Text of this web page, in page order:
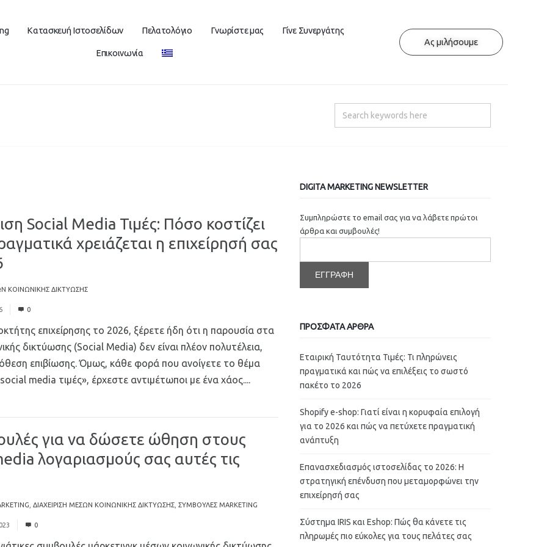
Κατασκευή Ιστοσελίδων Πελατολόγιο Γνωρίστε μας Γίνε Συνεργάτης
Επικοινωνία
Ας μιλήσουμε
Social Media Τιμές: Πόσο κοστίζει
χρειάζεται η επιχείρησή σας
ΚΟΙΝΩΝΙΚΉΣ ΔΙΚΤΎΩΣΗΣ
0
επιχείρησης το 2026, ξέρετε ήδη ότι η παρουσία στα
δικτύωσης (Social Media) δεν είναι πλέον πολυτέλεια,
επιβίωσης. Όμως, κάθε φορά που ανοίγετε το θέμα
social media τιμές», έρχεστε αντιμέτωποι με ένα χάος....
για να δώσετε ώθηση στους
λογαριασμούς σας αυτές τις
ΔΙΑΧΕΊΡΙΣΗ ΜΈΣΩΝ ΚΟΙΝΩΝΙΚΉΣ ΔΙΚΤΎΩΣΗΣ, ΣΥΜΒΟΥΛΈΣ MARKETING
0
DIGITA MARKETING NEWSLETTER
Συμπληρώστε το email σας για να λάβετε πρώτοι
άρθρα και συμβουλές!
ΠΡΟΣΦΑΤΑ ΑΡΘΡΑ
Εταιρική Ταυτότητα Τιμές: Τι πληρώνεις
πραγματικά και πώς να επιλέξεις το σωστό
πακέτο το 2026
Shopify e-shop: Γιατί είναι η κορυφαία επιλογή
για το 2026 και πώς να πετύχετε πραγματική
ανάπτυξη
Επανασχεδιασμός ιστοσελίδας το 2026: Η
στρατηγική επένδυση που μεταμορφώνει την
επιχείρησή σας
Σύστημα IRIS και Eshop: Πώς θα κάνετε τις
πληρωμές πιο εύκολες για τους πελάτες σας